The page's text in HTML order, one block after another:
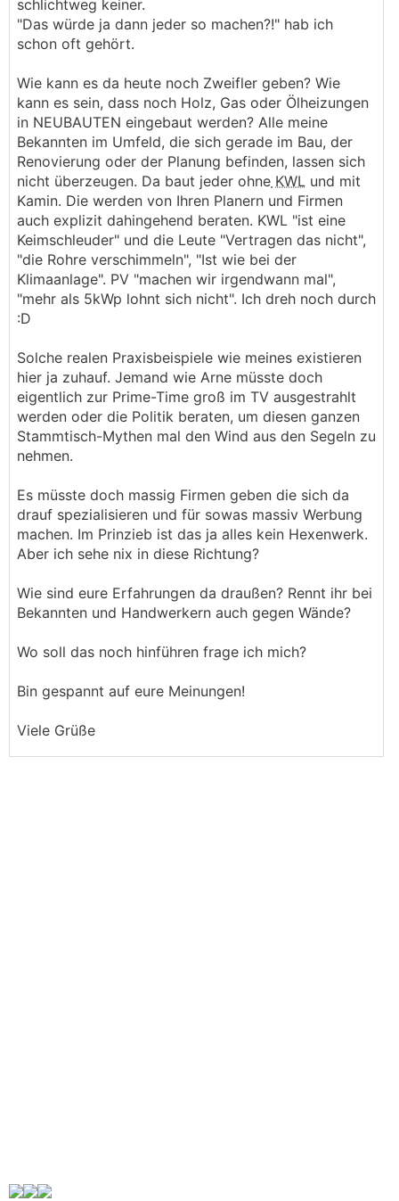
schlichtweg keiner.
"Das würde ja dann jeder so machen?!" hab ich
schon oft gehört.
Wie kann es da heute noch Zweifler geben? Wie
kann es sein, dass noch Holz, Gas oder Ölheizungen
in NEUBAUTEN eingebaut werden? Alle meine
Bekannten im Umfeld, die sich gerade im Bau, der
Renovierung oder der Planung befinden, lassen sich
nicht überzeugen. Da baut jeder ohne KWL und mit
Kamin. Die werden von Ihren Planern und Firmen
auch explizit dahingehend beraten. KWL "ist eine
Keimschleuder" und die Leute "Vertragen das nicht",
"die Rohre verschimmeln", "Ist wie bei der
Klimaanlage". PV "machen wir irgendwann mal",
"mehr als 5kWp lohnt sich nicht". Ich dreh noch durch
:D
Solche realen Praxisbeispiele wie meines existieren
hier ja zuhauf. Jemand wie Arne müsste doch
eigentlich zur Prime-Time groß im TV ausgestrahlt
werden oder die Politik beraten, um diesen ganzen
Stammtisch-Mythen mal den Wind aus den Segeln zu
nehmen.
Es müsste doch massig Firmen geben die sich da
drauf spezialisieren und für sowas massiv Werbung
machen. Im Prinzieb ist das ja alles kein Hexenwerk.
Aber ich sehe nix in diese Richtung?
Wie sind eure Erfahrungen da draußen? Rennt ihr bei
Bekannten und Handwerkern auch gegen Wände?
Wo soll das noch hinführen frage ich mich?
Bin gespannt auf eure Meinungen!
Viele Grüße